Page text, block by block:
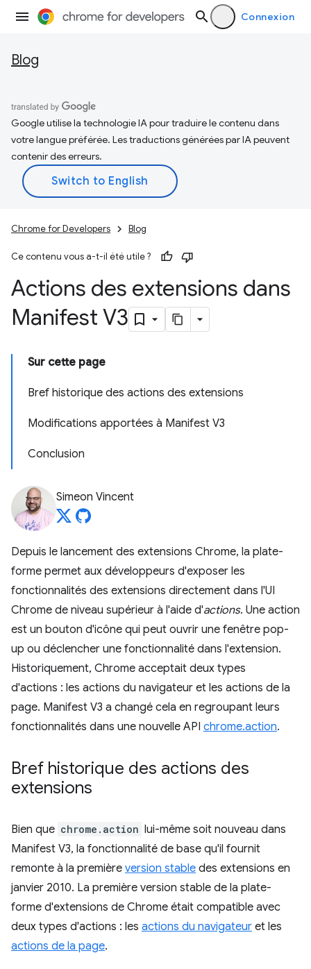
Connexion
Blog
Google utilise la technologie IA pour traduire le contenu dans
votre langue préférée. Les traductions générées par IA peuvent
contenir des erreurs.
Chrome for Developers Blog
Ce contenu vous a-t-il été utile ?
Actions des extensions dans
Manifest V3
Sur cette page
Bref historique des actions des extensions
Modifications apportées à Manifest V3
Conclusion
Simeon Vincent
Depuis le lancement des extensions Chrome, la plate-
forme permet aux développeurs d'exposer les
fonctionnalités des extensions directement dans l'UI
Chrome de niveau supérieur à l'aide d'actions. Une action
est un bouton d'icône qui peut ouvrir une fenêtre pop-
up ou déclencher une fonctionnalité dans l'extension.
Historiquement, Chrome acceptait deux types
d'actions : les actions du navigateur et les actions de la
page. Manifest V3 a changé cela en regroupant leurs
fonctionnalités dans une nouvelle API chrome.action.
Bref historique des actions des
extensions
Bien que chrome.action lui-même soit nouveau dans
Manifest V3, la fonctionnalité de base qu'il fournit
remonte à la première version stable des extensions en
janvier 2010. La première version stable de la plate-
forme d'extensions de Chrome était compatible avec
deux types d'actions : les actions du navigateur et les
actions de la page.